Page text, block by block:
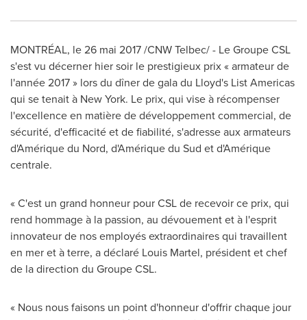
MONTRÉAL, le 26 mai 2017 /CNW Telbec/ - Le Groupe CSL
s'est vu décerner hier soir le prestigieux prix « armateur de
l'année 2017 » lors du dîner de gala du Lloyd's List Americas
qui se tenait à New York. Le prix, qui vise à récompenser
l'excellence en matière de développement commercial, de
sécurité, d'efficacité et de fiabilité, s'adresse aux armateurs
d'Amérique du Nord, d'Amérique du Sud et d'Amérique
centrale.
« C'est un grand honneur pour CSL de recevoir ce prix, qui
rend hommage à la passion, au dévouement et à l'esprit
innovateur de nos employés extraordinaires qui travaillent
en mer et à terre, a déclaré Louis Martel, président et chef
de la direction du Groupe CSL.
« Nous nous faisons un point d'honneur d'offrir chaque jour